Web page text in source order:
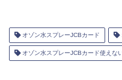
オゾン水スプレーJCBカード
オゾン水スプレーJCBカード使えな